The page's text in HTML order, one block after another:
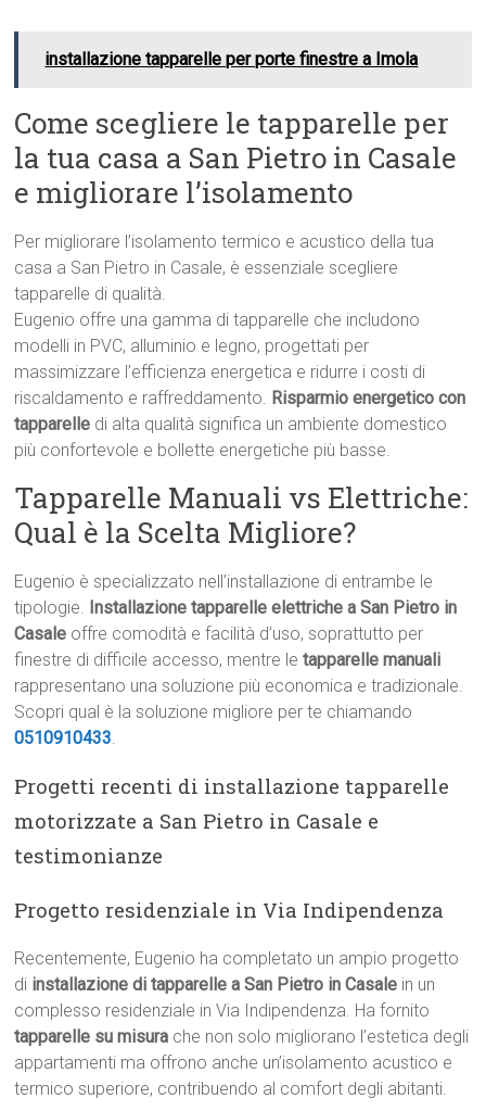
installazione tapparelle per porte finestre a Imola
Come scegliere le tapparelle per
la tua casa a San Pietro in Casale
e migliorare l’isolamento
Per migliorare l’isolamento termico e acustico della tua
casa a San Pietro in Casale, è essenziale scegliere
tapparelle di qualità.
Eugenio offre una gamma di tapparelle che includono
modelli in PVC, alluminio e legno, progettati per
massimizzare l’efficienza energetica e ridurre i costi di
riscaldamento e raffreddamento. Risparmio energetico con
tapparelle di alta qualità significa un ambiente domestico
più confortevole e bollette energetiche più basse.
Tapparelle Manuali vs Elettriche:
Qual è la Scelta Migliore?
Eugenio è specializzato nell’installazione di entrambe le
tipologie. Installazione tapparelle elettriche a San Pietro in
Casale offre comodità e facilità d’uso, soprattutto per
finestre di difficile accesso, mentre letapparelle manuali
rappresentano una soluzione più economica e tradizionale.
Scopri qual è la soluzione migliore per te chiamando
0510910433.
Progetti recenti di installazione tapparelle
motorizzate a San Pietro in Casale e
testimonianze
Progetto residenziale in Via Indipendenza
Recentemente, Eugenio ha completato un ampio progetto
di installazione di tapparelle a San Pietro in Casale in un
complesso residenziale in Via Indipendenza. Ha fornito
tapparelle su misura che non solo migliorano l’estetica degli
appartamenti ma offrono anche un’isolamento acustico e
termico superiore, contribuendo al comfort degli abitanti.